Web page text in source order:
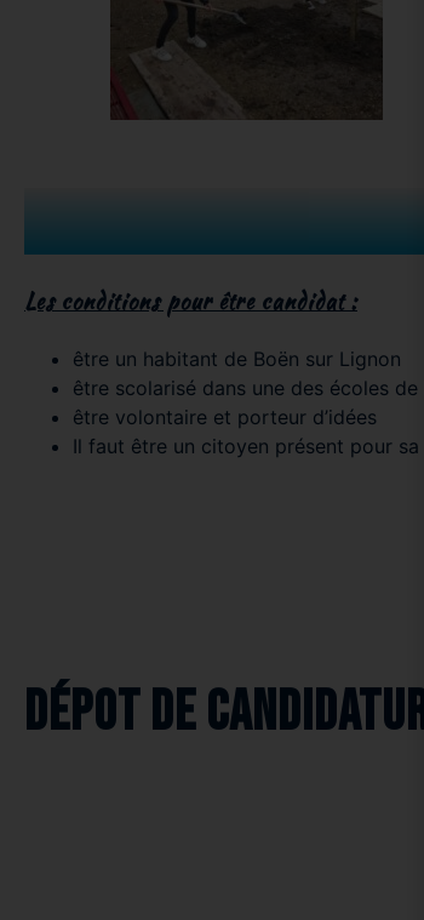
Les conditions pour être candidat :
être un habitant de Boën sur Lignon
être scolarisé dans une des écoles de
être volontaire et porteur d’idées
Il faut être un citoyen présent pour sa
Dépot de